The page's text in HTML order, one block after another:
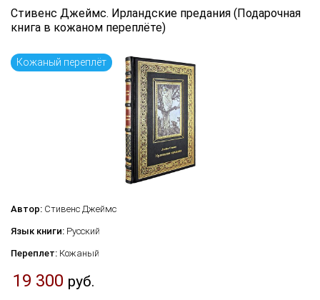
Язык книги
...
по дате поступления (новинки)
Стивенс Джеймс. Ирландские предания (Подарочная
книга в кожаном переплёте)
Кожаный переплёт
Автор: Стивенс Джеймс
Язык книги: Русский
Переплет: Кожаный
19 300 руб.